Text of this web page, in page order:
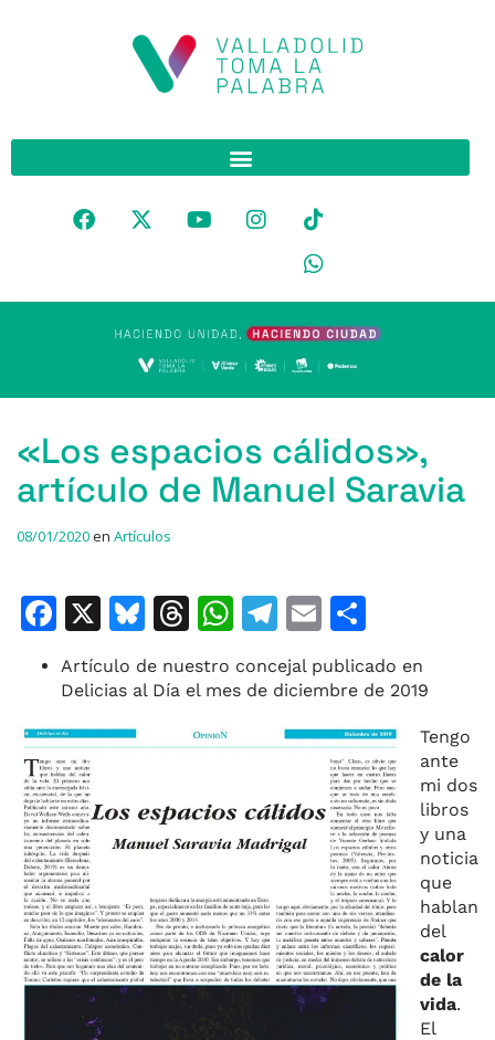
«Los espacios cálidos»,
artículo de Manuel Saravia
08/01/2020en Artículos
F
a
c
e
b
o
o
k
X
Bl
u
e
k
T
re
d
W
at
A
p
T
el
e
gr
a
E
m
ai
l
o
m
p
ar
ti
r
Artículo de nuestro concejal publicado en
Delicias al Día el mes de diciembre de 2019
Tengo
ante
mi dos
libros
y una
noticia
que
hablan
del
calor
de la
vida.
El